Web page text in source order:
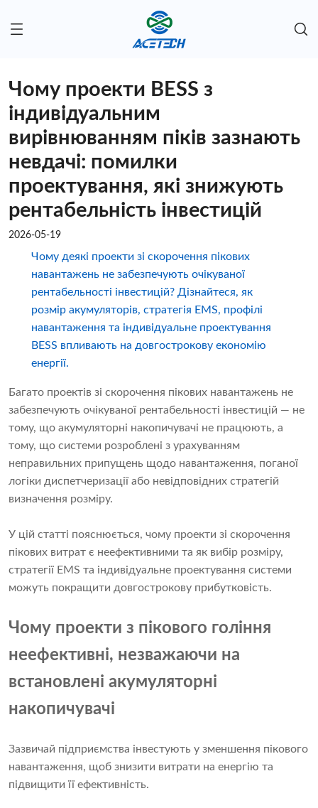
Чому проекти BESS з
індивідуальним
вирівнюванням піків зазнають
невдачі: помилки
проектування, які знижують
рентабельність інвестицій
2026-05-19
Чому деякі проекти зі скорочення пікових
навантажень не забезпечують очікуваної
рентабельності інвестицій? Дізнайтеся, як
розмір акумуляторів, стратегія EMS, профілі
навантаження та індивідуальне проектування
BESS впливають на довгострокову економію
енергії.
Багато проектів зі скорочення пікових навантажень не
забезпечують очікуваної рентабельності інвестицій — не
тому, що акумуляторні накопичувачі не працюють, а
тому, що системи розроблені з урахуванням
неправильних припущень щодо навантаження, поганої
логіки диспетчеризації або невідповідних стратегій
визначення розміру.
У цій статті пояснюється, чому проекти зі скорочення
пікових витрат є неефективними та як вибір розміру,
стратегії EMS та індивідуальне проектування системи
можуть покращити довгострокову прибутковість.
Чому проекти з пікового гоління
неефективні, незважаючи на
встановлені акумуляторні
накопичувачі
Зазвичай підприємства інвестують у зменшення пікового
навантаження, щоб знизити витрати на енергію та
підвищити її ефективність.